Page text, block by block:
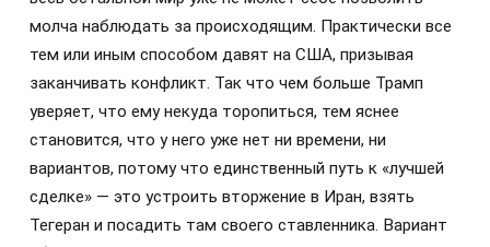
молча наблюдать за происходящим. Практически все
тем или иным способом давят на США, призывая
заканчивать конфликт. Так что чем больше Трамп
уверяет, что ему некуда торопиться, тем яснее
становится, что у него уже нет ни времени, ни
вариантов, потому что единственный путь к «лучшей
сделке» — это устроить вторжение в Иран, взять
Тегеран и посадить там своего ставленника. Вариант